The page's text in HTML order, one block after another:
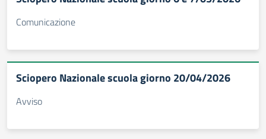
Comunicazione
Sciopero Nazionale scuola giorno 20/04/2026
Avviso